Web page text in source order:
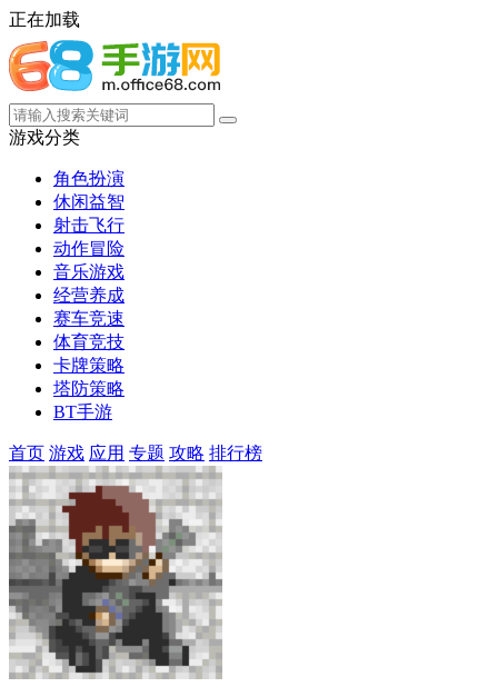
正在加载
游戏分类
角色扮演
休闲益智
射击飞行
动作冒险
音乐游戏
经营养成
赛车竞速
体育竞技
卡牌策略
塔防策略
BT手游
首页 游戏 应用 专题 攻略 排行榜